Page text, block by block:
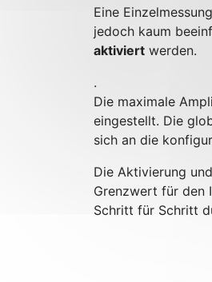
Eine
jedoch kaum
aktiviert werden.
.
Die maximale
eingestellt. Die
sich an die
Die Aktivierung
Grenzwert für den
Schritt für Schritt